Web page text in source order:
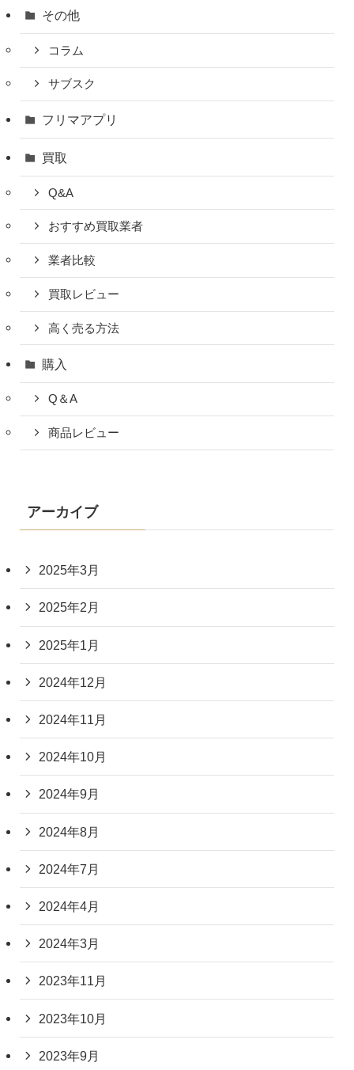
その他
コラム
サブスク
フリマアプリ
買取
Q&A
おすすめ買取業者
業者比較
買取レビュー
高く売る方法
購入
Q＆A
商品レビュー
アーカイブ
2025年3月
2025年2月
2025年1月
2024年12月
2024年11月
2024年10月
2024年9月
2024年8月
2024年7月
2024年4月
2024年3月
2023年11月
2023年10月
2023年9月